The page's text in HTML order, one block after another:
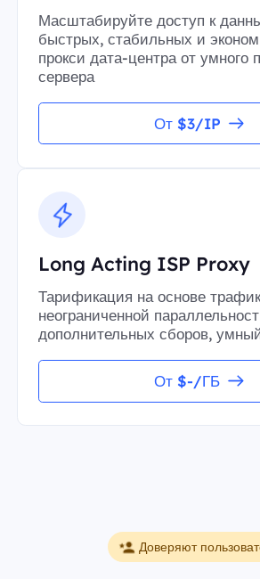
Масштабируйте доступ к
быстрых, стабильных и
прокси дата-центра от умного
сервера
От $3/IP
Long Acting ISP Proxy
Тарификация на основе
неограниченной
дополнительных сборов,
От $-/ГБ
Доверяют